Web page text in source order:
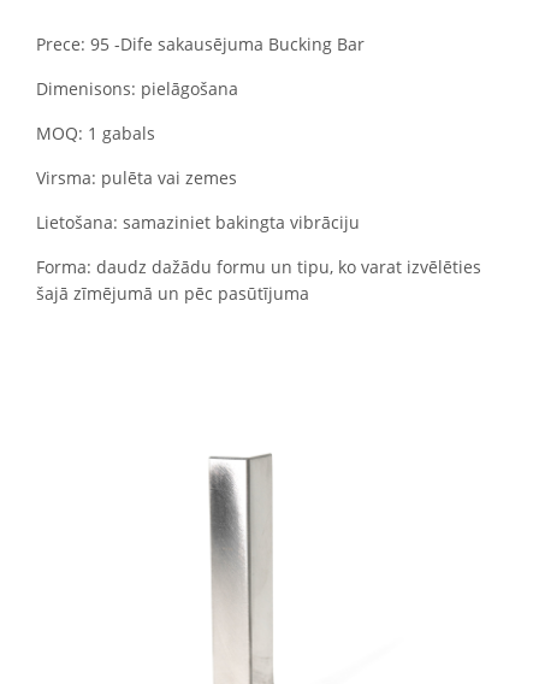
Prece: 95 -Dife sakausējuma Bucking Bar
Dimenisons: pielāgošana
MOQ: 1 gabals
Virsma: pulēta vai zemes
Lietošana: samaziniet bakingta vibrāciju
Forma: daudz dažādu formu un tipu, ko varat izvēlēties
šajā zīmējumā un pēc pasūtījuma